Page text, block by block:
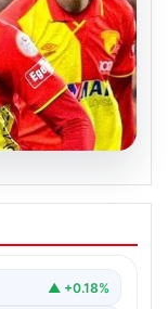
görev
▲ +0.18%